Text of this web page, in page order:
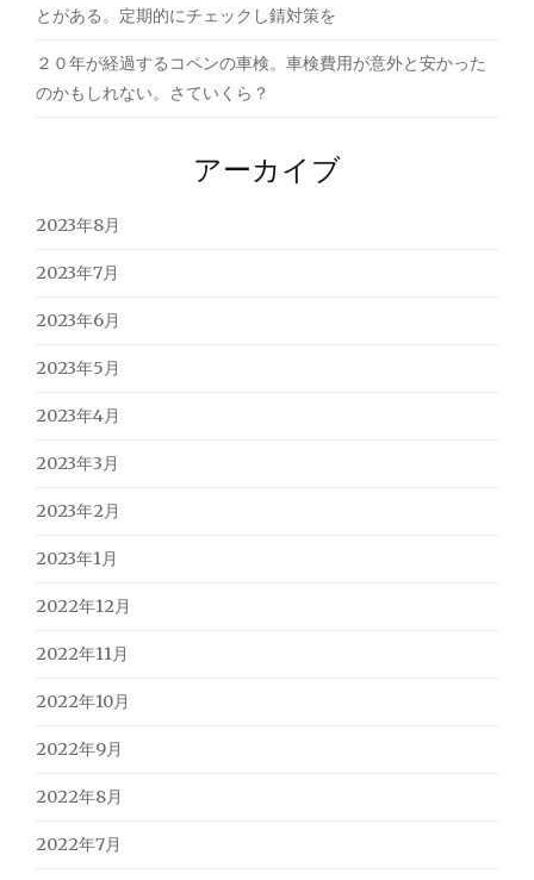
とがある。定期的にチェックし錆対策を
２０年が経過するコペンの車検。車検費用が意外と安かった
のかもしれない。さていくら？
アーカイブ
2023年8月
2023年7月
2023年6月
2023年5月
2023年4月
2023年3月
2023年2月
2023年1月
2022年12月
2022年11月
2022年10月
2022年9月
2022年8月
2022年7月